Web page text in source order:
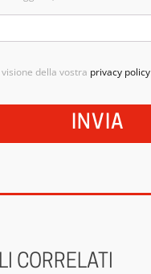
della vostra privacy policy
CORRELATI